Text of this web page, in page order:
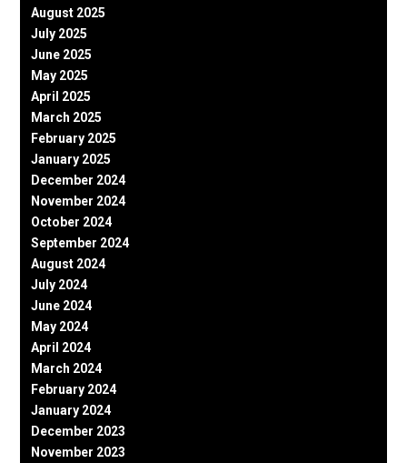
August 2025
July 2025
June 2025
May 2025
April 2025
March 2025
February 2025
January 2025
December 2024
November 2024
October 2024
September 2024
August 2024
July 2024
June 2024
May 2024
April 2024
March 2024
February 2024
January 2024
December 2023
November 2023